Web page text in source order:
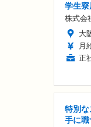
学生
株式会
大
月
正
特別
手に